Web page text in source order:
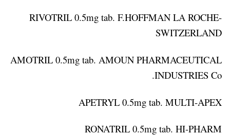
RIVOTRIL 0.5mg tab. F.HOFFMAN LA ROCHE-
SWITZERLAND
AMOTRIL 0.5mg tab. AMOUN PHARMACEUTICAL
INDUSTRIES Co.
APETRYL 0.5mg tab. MULTI-APEX
RONATRIL 0.5mg tab. HI-PHARM